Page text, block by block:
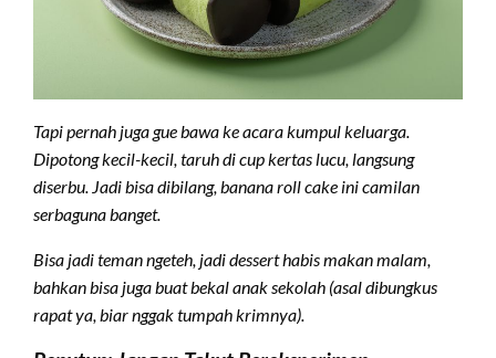
Tapi pernah juga gue bawa ke acara kumpul keluarga.
Dipotong kecil-kecil, taruh di cup kertas lucu, langsung
diserbu. Jadi bisa dibilang, banana roll cake ini camilan
serbaguna banget.
Bisa jadi teman ngeteh, jadi dessert habis makan malam,
bahkan bisa juga buat bekal anak sekolah (asal dibungkus
rapat ya, biar nggak tumpah krimnya).